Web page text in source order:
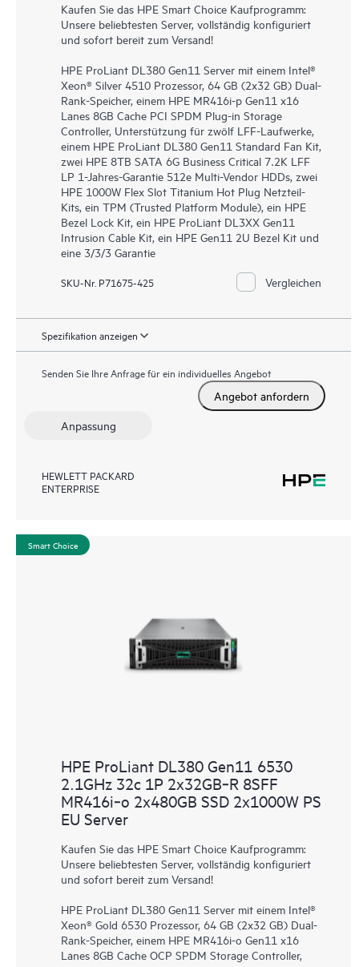
Kaufen Sie das HPE Smart Choice Kaufprogramm:
Unsere beliebtesten Server, vollständig konfiguriert
und sofort bereit zum Versand!
HPE ProLiant DL380 Gen11 Server mit einem Intel®
Xeon® Silver 4510 Prozessor, 64 GB (2x32 GB) Dual-
Rank-Speicher, einem HPE MR416i-p Gen11 x16
Lanes 8GB Cache PCI SPDM Plug-in Storage
Controller, Unterstützung für zwölf LFF-Laufwerke,
einem HPE ProLiant DL380 Gen11 Standard Fan Kit,
zwei HPE 8TB SATA 6G Business Critical 7.2K LFF
LP 1-Jahres-Garantie 512e Multi-Vendor HDDs, zwei
HPE 1000W Flex Slot Titanium Hot Plug Netzteil-
Kits, ein TPM (Trusted Platform Module), ein HPE
Bezel Lock Kit, ein HPE ProLiant DL3XX Gen11
Intrusion Cable Kit, ein HPE Gen11 2U Bezel Kit und
eine 3/3/3 Garantie
SKU-Nr. P71675-425 Vergleichen
Spezifikation anzeigen
Senden Sie Ihre Anfrage für ein individuelles Angebot
Angebot anfordern
Anpassung
HEWLETT PACKARD
ENTERPRISE
Smart Choice
HPE ProLiant DL380 Gen11 6530
2.1GHz 32c 1P 2x32GB‑R 8SFF
MR416i‑o 2x480GB SSD 2x1000W PS
EU Server
Kaufen Sie das HPE Smart Choice Kaufprogramm:
Unsere beliebtesten Server, vollständig konfiguriert
und sofort bereit zum Versand!
HPE ProLiant DL380 Gen11 Server mit einem Intel®
Xeon® Gold 6530 Prozessor, 64 GB (2x32 GB) Dual-
Rank-Speicher, einem HPE MR416i-o Gen11 x16
Lanes 8GB Cache OCP SPDM Storage Controller,